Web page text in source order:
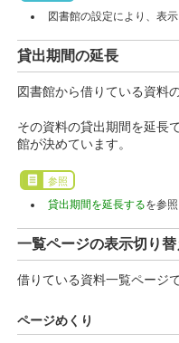
図書館の設定により、表
貸出期間の延長
図書館から借りている資料
その資料の貸出期間を延長
館が決めています。
参照
貸出期間を延長するを参
一覧ページの表示切り替
借りている資料一覧ページ
ページめくり